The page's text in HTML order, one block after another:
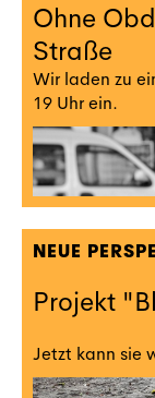
Ohne
Straße
Wir laden zu
19 Uhr ein.
NEUE
Projekt
Jetzt kann sie